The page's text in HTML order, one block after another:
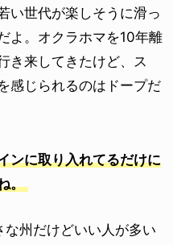
い世代が楽しそうに滑っ
よ。オクラホマを10年離
き来してきたけど、ス
感じられるのはドープだ
に取り入れてるだけに
。
州だけどいい人が多い